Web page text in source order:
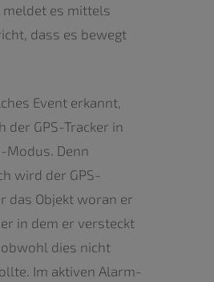
es mittels
dass es bewegt
Event erkannt,
der GPS-Tracker in
Modus. Denn
wird der GPS-
das Objekt woran er
in dem er versteckt
dies nicht
Im aktiven Alarm-